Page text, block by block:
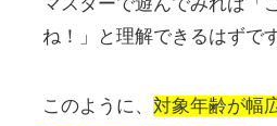
ね！」と理解できるはずです
このように、 対象年齢が幅